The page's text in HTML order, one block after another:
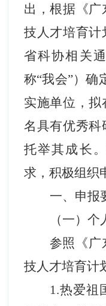
出，根据《
技人才培育计
省科协相关
称“我会”）确
实施单位，
名具有优秀科
托举其成长
求， 积极组织
一、申报
（一）个
参照《广
技人才培育计
1.热爱祖